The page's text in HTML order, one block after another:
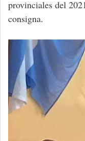
provinciales del
consigna.